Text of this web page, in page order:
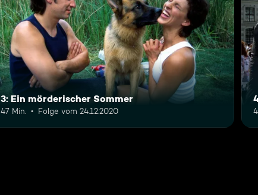
3: Ein mörderischer Sommer
47 Min. Folge vom 24.12.2020